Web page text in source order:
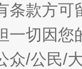
条款方
一切因
众/公民/